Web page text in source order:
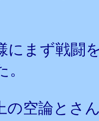
にまず戦闘
の空論とさ